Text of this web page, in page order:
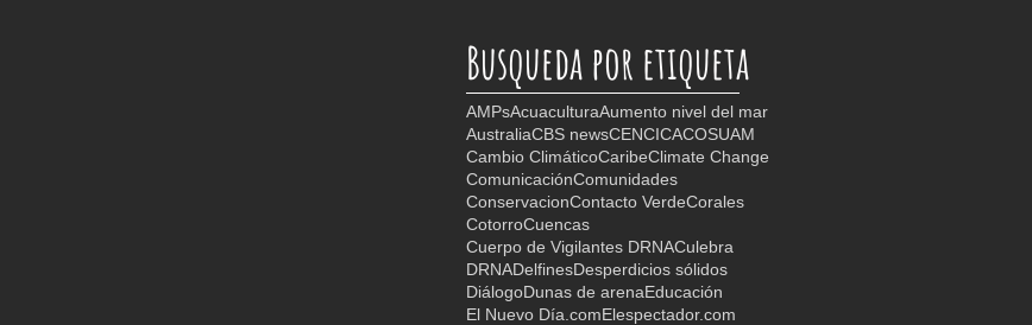
Busqueda por etiqueta
AMPsAcuaculturaAumento nivel del mar
AustraliaCBS newsCENCICACOSUAM
Cambio ClimáticoCaribeClimate Change
ComunicaciónComunidades
ConservacionContacto VerdeCorales
CotorroCuencas
Cuerpo de Vigilantes DRNACulebra
DRNADelfinesDesperdicios sólidos
DiálogoDunas de arenaEducación
El Nuevo Día.comElespectador.com